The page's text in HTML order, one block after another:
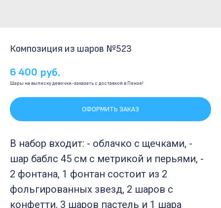
Композиция из шаров №523
6 400 руб.
Шары на выписку девочки-заказать с доставкой в Пензе!
ОФОРМИТЬ ЗАКАЗ
В набор входит: - облачко с щечками, -
шар баблс 45 см с метрикой и перьями, -
2 фонтана, 1 фонтан состоит из 2
фольгированных звезд, 2 шаров с
конфетти, 3 шаров пастель и 1 шара